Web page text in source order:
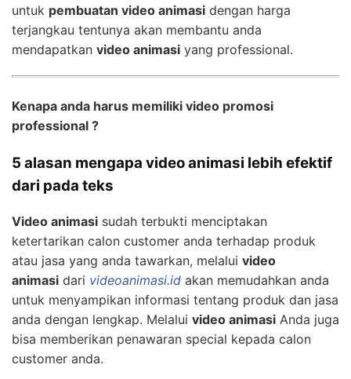
untuk pembuatan video animasi dengan harga
terjangkau tentunya akan membantu anda
mendapatkan video animasi yang professional.
Kenapa anda harus memiliki video promosi
professional ?
5 alasan mengapa video animasi lebih efektif
dari pada teks
Video animasi sudah terbukti menciptakan
ketertarikan calon customer anda terhadap produk
atau jasa yang anda tawarkan, melalui video
animasi dari videoanimasi.id akan memudahkan anda
untuk menyampikan informasi tentang produk dan jasa
anda dengan lengkap. Melalui video animasi Anda juga
bisa memberikan penawaran special kepada calon
customer anda.